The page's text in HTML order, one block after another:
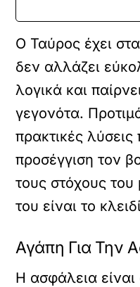
Ο Ταύρος έχει
δεν αλλάζει
λογικά και
γεγονότα.
πρακτικές
προσέγγιση τον
τους στόχους
του είναι το
Αγάπη Για Την
Η ασφάλεια είναι